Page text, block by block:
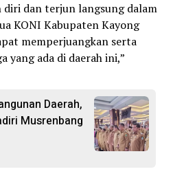
diri dan terjun langsung dalam
KONI Kabupaten Kayong
memperjuangkan serta
yang ada di daerah ini,”
Daerah,
Musrenbang